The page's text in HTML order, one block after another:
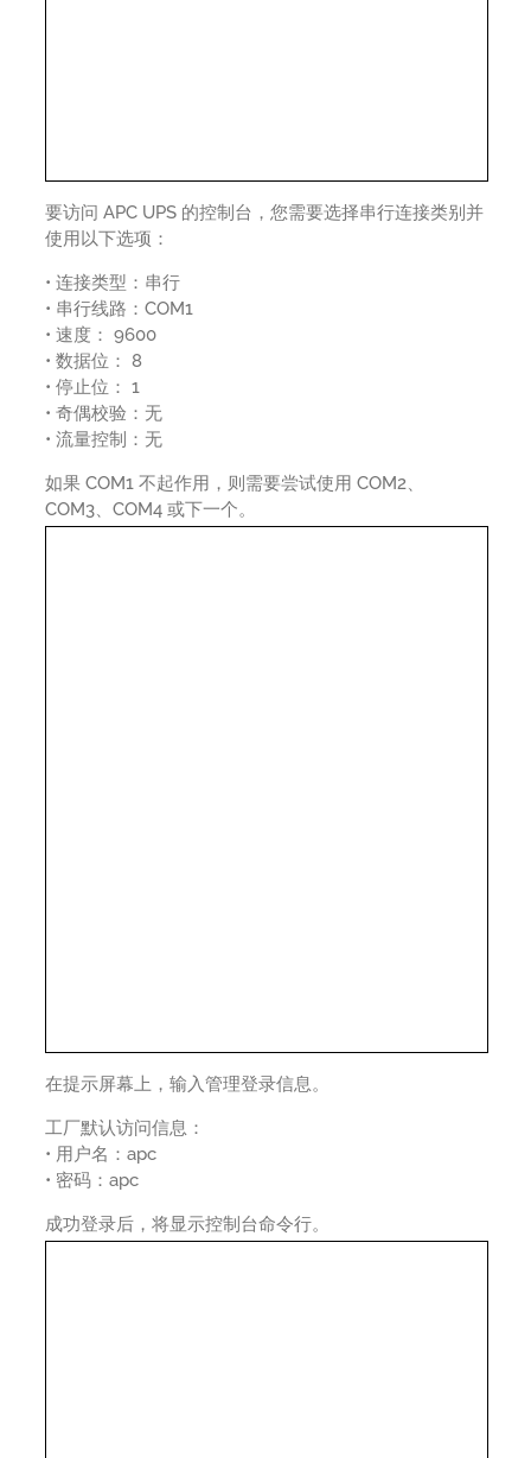
要访问 APC UPS 的控制台，您需要选择串行连接类别并
使用以下选项：
• 连接类型：串行
• 串行线路：COM1
• 速度： 9600
• 数据位： 8
• 停止位： 1
• 奇偶校验：无
• 流量控制：无
如果 COM1 不起作用，则需要尝试使用 COM2、
COM3、COM4 或下一个。
在提示屏幕上，输入管理登录信息。
工厂默认访问信息：
• 用户名：apc
• 密码：apc
成功登录后，将显示控制台命令行。